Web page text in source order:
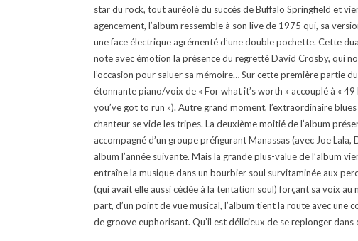
star du rock, tout auréolé du succès de Buffalo Springfield et
agencement, l’album ressemble à son live de 1975 qui, sa
une face électrique agrémenté d’une double pochette. Cette
note avec émotion la présence du regretté David Crosby, qui
l’occasion pour saluer sa mémoire… Sur cette première partie
étonnante piano/voix de « For what it’s worth » accouplé à «
you’ve got to run »). Autre grand moment, l’extraordinaire
chanteur se vide les tripes. La deuxième moitié de l’album
accompagné d’un groupe préfigurant Manassas (avec Joe
album l’année suivante. Mais la grande plus-value de l’album
entraîne la musique dans un bourbier soul survitaminée aux
(qui avait elle aussi cédée à la tentation soul) forçant sa voix
part, d’un point de vue musical, l’album tient la route avec
de groove euphorisant. Qu’il est délicieux de se replonger